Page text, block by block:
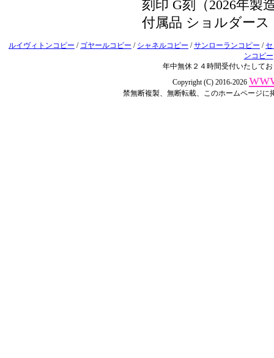
刻印 G刻（2026年製
付属品 ショルダー
ルイヴィトンコピー / ゴヤールコピー / シャネルコピー /サンローランコピー /
ンコピー
年中無休２４時間受付いたして
Copyright (C) 2016-2026
禁無断複製、無断転載、このホームページ